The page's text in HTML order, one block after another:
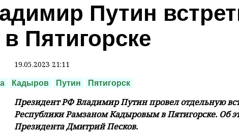
Путин
Пятигорске
19.05.2023 21:11
Кадыров Путин Пятигорск
Президент РФ Владимир Путин провел отдельную
Республики Рамзаном Кадыровым в Пятигорске. Об
Президента Дмитрий Песков.